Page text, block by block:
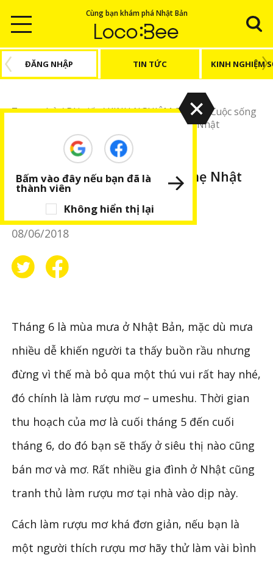
Cùng bạn khám phá Nhật Bản
ĐĂNG NHẬP TIN TỨC KINH NGHIỆM
Trang chủ/Bài viết/KINH NGHIỆM SỐNG/ Cuộc sống
Học cách làm rượu mơ của mẹ Nhật
KINH NGHIỆM SỐNG Cuộc sống Nhật Bản
Học cách làm rượu mơ của mẹ Nhật
Thanh Nga
08/06/2018
Tháng 6 là mùa mưa ở Nhật Bản, mặc dù mưa
nhiều dễ khiến người ta thấy buồn rầu nhưng
đừng vì thế mà bỏ qua một thú vui rất hay nhé,
đó chính là làm rượu mơ – umeshu. Thời gian
thu hoạch của mơ là cuối tháng 5 đến cuối
tháng 6, do đó bạn sẽ thấy ở siêu thị nào cũng
bán mơ và mơ. Rất nhiều gia đình ở Nhật cũng
tranh thủ làm rượu mơ tại nhà vào dịp này.
Cách làm rượu mơ khá đơn giản, nếu bạn là
một người thích rượu mơ hãy thử làm vài bình
Không hiển thị lại
Bấm vào đây nếu bạn đã là
thành viên